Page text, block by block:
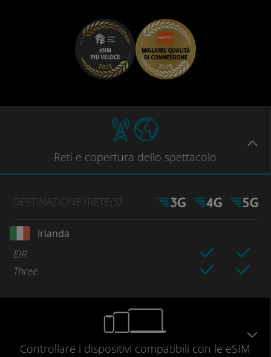
Reti e copertura dello spettacolo
DESTINAZIONE /RETE(S)
Irlanda
EIR
Three
Controllare i dispositivi compatibili con le eSIM